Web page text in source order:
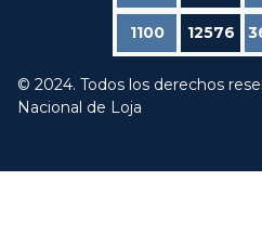
1100 12576
© 2024. Todos los derechos
Nacional de Loja